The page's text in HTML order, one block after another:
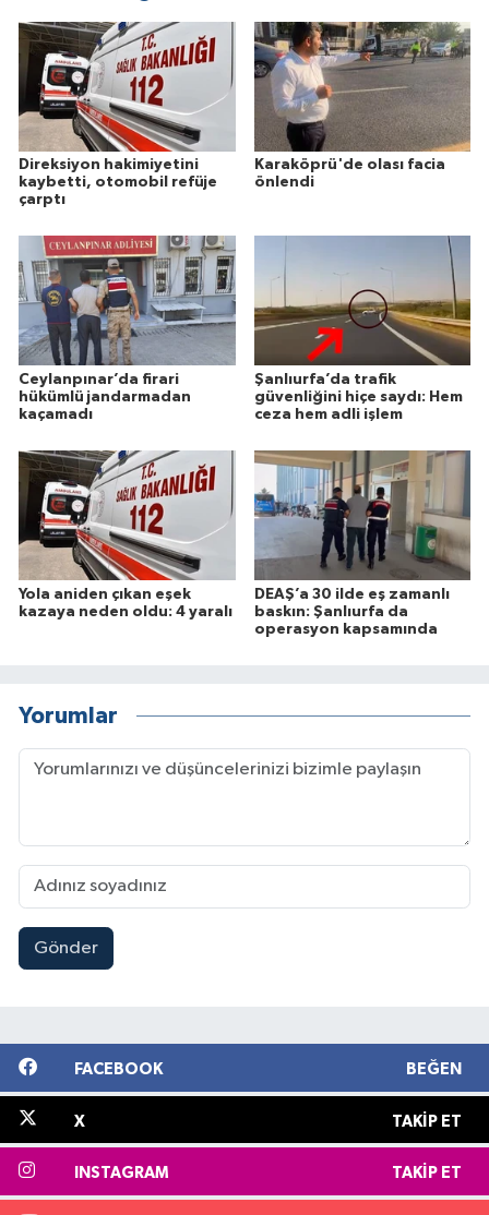
Direksiyon hakimiyetini
kaybetti, otomobil refüje
çarptı
Karaköprü'de olası facia
önlendi
Ceylanpınar’da firari
hükümlü jandarmadan
kaçamadı
Şanlıurfa’da trafik
güvenliğini hiçe saydı: Hem
ceza hem adli işlem
Yola aniden çıkan eşek
kazaya neden oldu: 4 yaralı
DEAŞ’a 30 ilde eş zamanlı
baskın: Şanlıurfa da
operasyon kapsamında
Yorumlar
Gönder
FACEBOOK BEĞEN
X TAKIP ET
INSTAGRAM TAKIP ET